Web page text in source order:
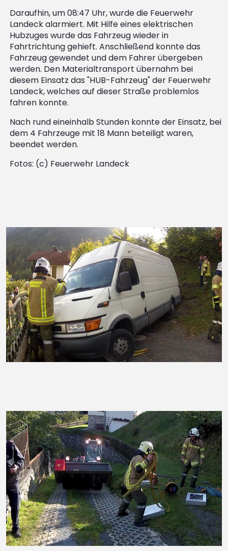
Daraufhin, um 08:47 Uhr, wurde die Feuerwehr
Landeck alarmiert. Mit Hilfe eines elektrischen
Hubzuges wurde das Fahrzeug wieder in
Fahrtrichtung gehieft. Anschließend konnte das
Fahrzeug gewendet und dem Fahrer übergeben
werden. Den Materialtransport übernahm bei
diesem Einsatz das "HUB-Fahrzeug" der Feuerwehr
Landeck, welches auf dieser Straße problemlos
fahren konnte.
Nach rund eineinhalb Stunden konnte der Einsatz, bei
dem 4 Fahrzeuge mit 18 Mann beteiligt waren,
beendet werden.
Fotos: (c) Feuerwehr Landeck